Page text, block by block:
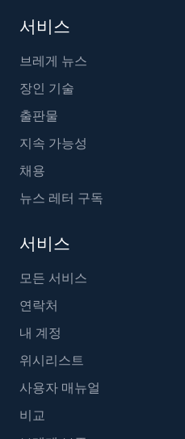
서비스
브레게 뉴스
장인 기술
출판물
지속 가능성
채용
뉴스 레터 구독
서비스
모든 서비스
연락처
내 계정
위시리스트
사용자 매뉴얼
비교